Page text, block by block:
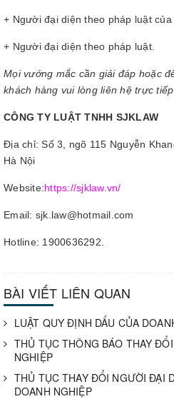
+ Người đại diện theo pháp luật
+ Người đại diện theo pháp luật.
Mọi vướng mắc cần giải đáp hoặc
khách hàng vui lòng liên hệ trực
CÔNG TY LUẬT TNHH SJKLAW
Địa chỉ: Số 3, ngõ 115 Nguyễn
Hà Nội
Website:https://sjklaw.vn/
Email: sjk.law@hotmail.com
Hotline: 1900636292.
BÀI VIẾT LIÊN QUAN
LUẬT QUY ĐỊNH DẤU CỦA
THỦ TỤC THÔNG BÁO THAY
NGHIỆP
THỦ TỤC THAY ĐỔI NGƯỜI ĐẠI
DOANH NGHIỆP